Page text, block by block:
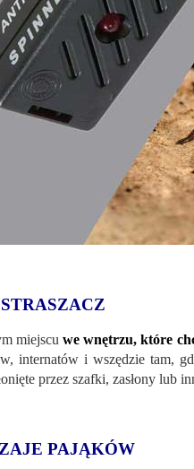
miejscuwe wnętrzu, które
internatów i wszędzie tam,
przez szafki, zasłony lub
PAJĄKÓW